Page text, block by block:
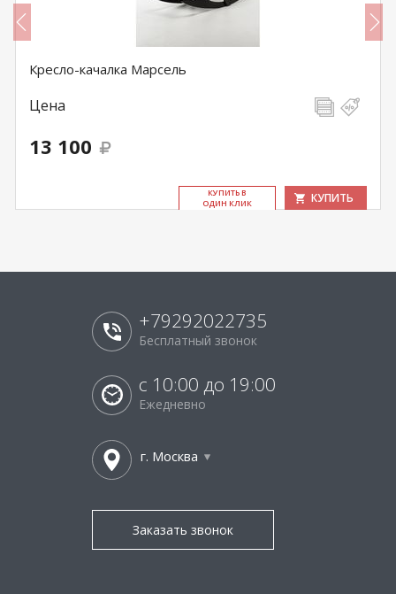
Кресло-качалка Марсель
Цена
13 100
КУ­ПИТЬ В
ОДИН КЛИК
КУПИТЬ
+79292022735
Бесплатный звонок
с 10:00 до 19:00
Ежедневно
г. Москва
Заказать звонок